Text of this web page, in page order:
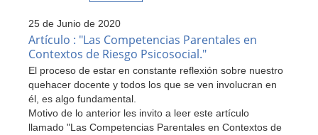
Artículo
Parentalidad
positiva
formación
de
padres"
25 de Junio de 2020
Artículo : "Las Competencias Parentales en
Contextos de Riesgo Psicosocial."
El proceso de estar en constante reflexión sobre nuestro
quehacer docente y todos los que se ven involucran en
él, es algo fundamental.
Motivo de lo anterior les invito a leer este artículo
llamado "Las Competencias Parentales en Contextos de